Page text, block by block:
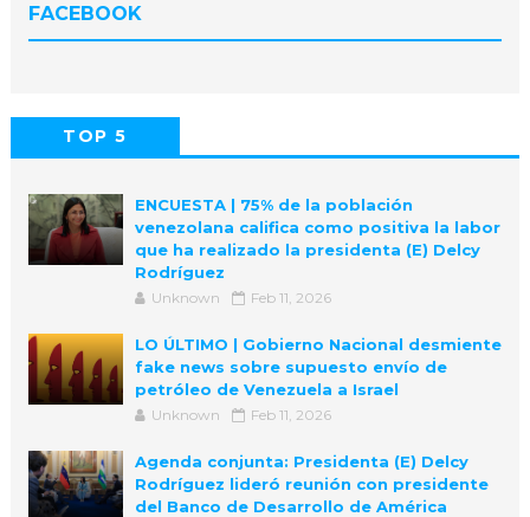
FACEBOOK
TOP 5
ENCUESTA | 75% de la población
venezolana califica como positiva la labor
que ha realizado la presidenta (E) Delcy
Rodríguez
Unknown Feb 11, 2026
LO ÚLTIMO | Gobierno Nacional desmiente
fake news sobre supuesto envío de
petróleo de Venezuela a Israel
Unknown Feb 11, 2026
Agenda conjunta: Presidenta (E) Delcy
Rodríguez lideró reunión con presidente
del Banco de Desarrollo de América